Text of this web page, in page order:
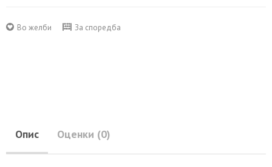
Во желби За споредба
Опис Оценки (0)